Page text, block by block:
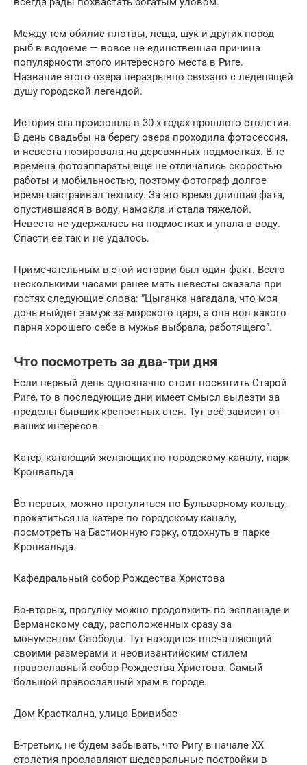
Между тем обилие плотвы, леща, щук и других пород
рыб в водоеме — вовсе не единственная причина
популярности этого интересного места в Риге.
Название этого озера неразрывно связано с леденящей
душу городской легендой.
История эта произошла в 30-х годах прошлого столетия.
В день свадьбы на берегу озера проходила фотосессия,
и невеста позировала на деревянных подмостках. В те
времена фотоаппараты еще не отличались скоростью
работы и мобильностью, поэтому фотограф долгое
время настраивал технику. За это время длинная фата,
опустившаяся в воду, намокла и стала тяжелой.
Невеста не удержалась на подмостках и упала в воду.
Спасти ее так и не удалось.
Примечательным в этой истории был один факт. Всего
несколькими часами ранее мать невесты сказала при
гостях следующие слова: ”Цыганка нагадала, что моя
дочь выйдет замуж за морского царя, а она вон какого
парня хорошего себе в мужья выбрала, работящего”.
Что посмотреть за два-три дня
Если первый день однозначно стоит посвятить Старой
Риге, то в последующие дни имеет смысл вылезти за
пределы бывших крепостных стен. Тут всё зависит от
ваших интересов.
Катер, катающий желающих по городскому каналу, парк
Кронвальда
Во-первых, можно прогуляться по Бульварному кольцу,
прокатиться на катере по городскому каналу,
посмотреть на Бастионную горку, отдохнуть в парке
Кронвальда.
Кафедральный собор Рождества Христова
Во-вторых, прогулку можно продолжить по эспланаде и
Верманскому саду, расположенных сразу за
монументом Свободы. Тут находится впечатляющий
своими размерами и неовизантийским стилем
православный собор Рождества Христова. Самый
большой православный храм в городе.
Дом Красткална, улица Бривибас
В-третьих, не будем забывать, что Ригу в начале XX
столетия прославляют шедевральные постройки в